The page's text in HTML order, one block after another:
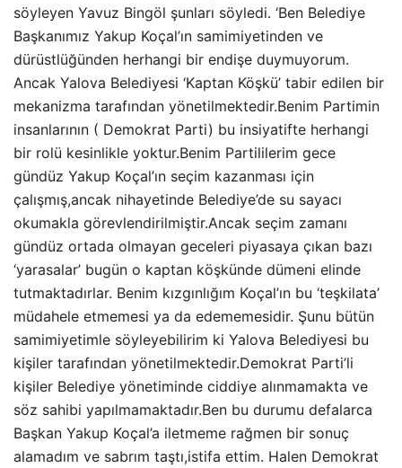
söyleyen Yavuz Bingöl şunları söyledi. ‘Ben Belediye
Başkanımız Yakup Koçal’ın samimiyetinden ve
dürüstlüğünden herhangi bir endişe duymuyorum.
Ancak Yalova Belediyesi ‘Kaptan Köşkü’ tabir edilen bir
mekanizma tarafından yönetilmektedir.Benim Partimin
insanlarının ( Demokrat Parti) bu insiyatifte herhangi
bir rolü kesinlikle yoktur.Benim Partililerim gece
gündüz Yakup Koçal’ın seçim kazanması için
çalışmış,ancak nihayetinde Belediye’de su sayacı
okumakla görevlendirilmiştir.Ancak seçim zamanı
gündüz ortada olmayan geceleri piyasaya çıkan bazı
‘yarasalar’ bugün o kaptan köşkünde dümeni elinde
tutmaktadırlar. Benim kızgınlığım Koçal’ın bu ‘teşkilata’
müdahele etmemesi ya da edememesidir. Şunu bütün
samimiyetimle söyleyebilirim ki Yalova Belediyesi bu
kişiler tarafından yönetilmektedir.Demokrat Parti’li
kişiler Belediye yönetiminde ciddiye alınmamakta ve
söz sahibi yapılmamaktadır.Ben bu durumu defalarca
Başkan Yakup Koçal’a iletmeme rağmen bir sonuç
alamadım ve sabrım taştı,istifa ettim. Halen Demokrat